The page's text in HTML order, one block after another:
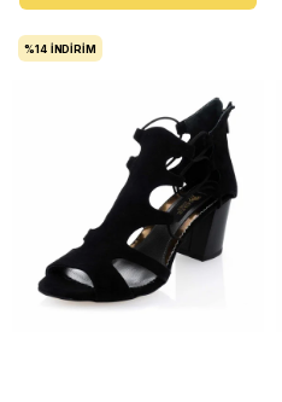
%14 İNDIRIM